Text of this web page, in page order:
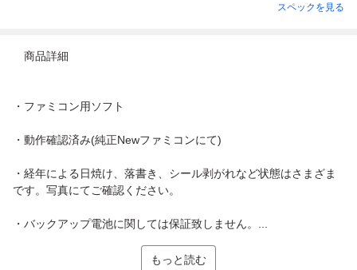
スペックを見る
商品詳細
・ファミコン用ソフト
・動作確認済み(純正Newファミコンにて)
・経年による日焼け、落書き、シール剥がれなど状態はさまざま
です。写真にてご確認ください。
・バックアップ電池に関しては保証致しません。...
もっと読む